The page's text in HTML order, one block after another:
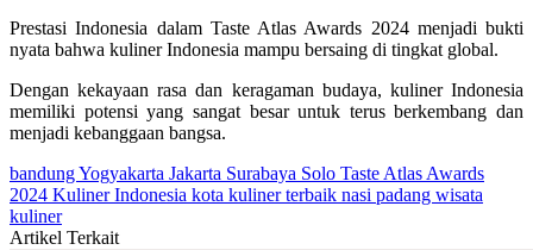
Prestasi Indonesia dalam Taste Atlas Awards 2024 menjadi bukti
nyata bahwa kuliner Indonesia mampu bersaing di tingkat global.
Dengan kekayaan rasa dan keragaman budaya, kuliner Indonesia
memiliki potensi yang sangat besar untuk terus berkembang dan
menjadi kebanggaan bangsa.
bandungYogyakarta Jakarta Surabaya Solo Taste Atlas Awards
2024 Kuliner Indonesia kota kuliner terbaik nasi padang wisata
kuliner
Artikel Terkait